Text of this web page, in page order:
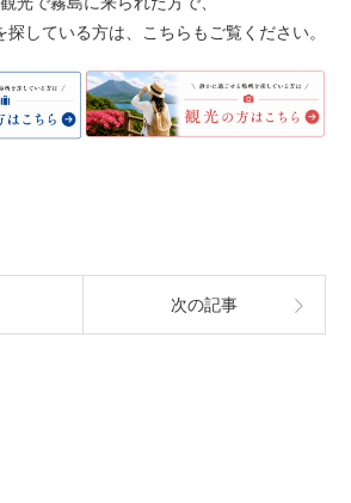
している方は、こちらもご覧ください。
次の記事